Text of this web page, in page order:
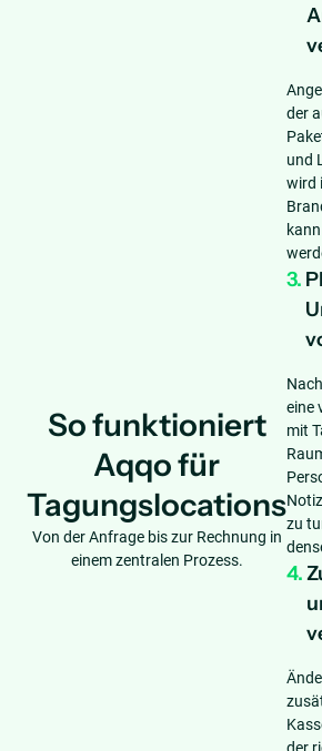
So funktioniert
Aqqo für
Tagungslocations
Von der Anfrage bis zur Rechnung in
einem zentralen Prozess.
der
und
wird
3.
eine
mit
zu
4.
der